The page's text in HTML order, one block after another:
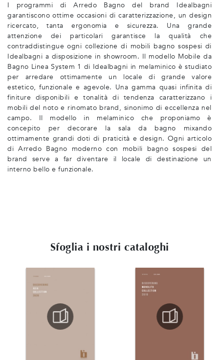
I programmi di Arredo Bagno del brand Idealbagni
garantiscono ottime occasioni di caratterizzazione, un design
ricercato, tanta ergonomia e sicurezza. Una grande
attenzione dei particolari garantisce la qualità che
contraddistingue ogni collezione di mobili bagno sospesi di
Idealbagni a disposizione in showroom. Il modello Mobile da
Bagno Linea System 1 di Idealbagni in melaminico è studiato
per arredare ottimamente un locale di grande valore
estetico, funzionale e agevole. Una gamma quasi infinita di
finiture disponibili e tonalità di tendenza caratterizzano i
mobili del noto e rinomato brand, sinonimo di eccellenza nel
campo. Il modello in melaminico che proponiamo è
concepito per decorare la sala da bagno mixando
ottimamente grandi doti di praticità e design. Ogni articolo
di Arredo Bagno moderno con mobili bagno sospesi del
brand serve a far diventare il locale di destinazione un
interno bello e funzionale.
Sfoglia i nostri cataloghi